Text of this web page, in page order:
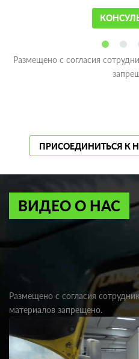
Размещено с согласия
ПРИСОЕДИНИТЬСЯ К
ВИДЕО О НАС
Размещено с согласия
материалов запрещено.